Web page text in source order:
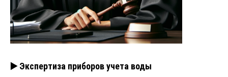
▶️ Экспертиза приборов учета воды